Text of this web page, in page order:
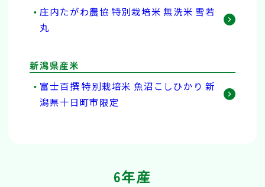
庄内たがわ農協 特別栽培米 無洗米 雪若
丸
新潟県産米
富士百撰 特別栽培米 魚沼こしひかり 新
潟県十日町市限定
6年産